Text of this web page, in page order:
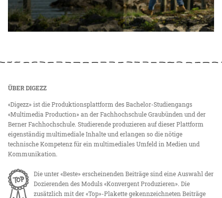
ÜBER DIGEZZ
«Digezz» ist die Produktionsplattform des Bachelor-Studiengangs
«Multimedia Production» an der Fachhochschule Graubünden und der
Berner Fachhochschule. Studierende produzieren auf dieser Plattform
eigenständig multimediale Inhalte und erlangen so die nötige
technische Kompetenz für ein multimediales Umfeld in Medien und
Kommunikation.
Die unter «Beste» erscheinenden Beiträge sind eine Auswahl der
Dozierenden des Moduls «Konvergent Produzieren». Die
zusätzlich mit der «Top»-Plakette gekennzeichneten Beiträge